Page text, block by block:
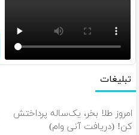
تبلیغات
امروز طلا بخر، یک‌ساله پرداختش
کن! (دریافت آنی وام)